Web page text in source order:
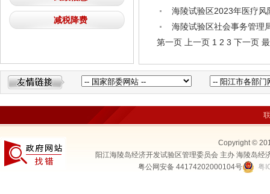
减税降费
海陵试验区2023年医疗
海陵试验区社会事务管理
第一页
上一页 1 2 3 下一页
Copyright ©
阳江海陵岛经济开发试验区管理委员会 主办 海陵岛
粤公网安备 44174202000104号
粤